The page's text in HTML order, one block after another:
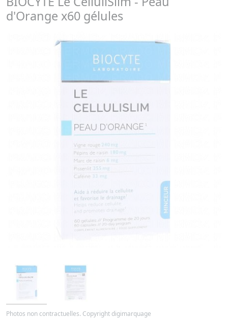
d'Orange x60 gélules
Photos non contractuelles. Copyright digimarquage